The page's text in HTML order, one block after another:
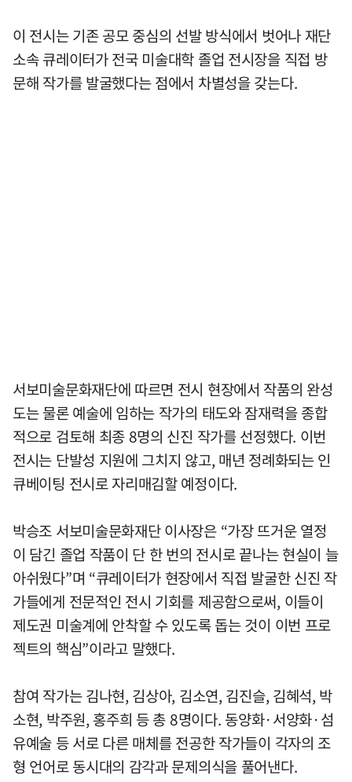
이 전시는 기존 공모 중심의 선발 방식에서 벗어나 재단
소속 큐레이터가 전국 미술대학 졸업 전시장을 직접 방
문해 작가를 발굴했다는 점에서 차별성을 갖는다.
서보미술문화재단에 따르면 전시 현장에서 작품의 완성
도는 물론 예술에 임하는 작가의 태도와 잠재력을 종합
적으로 검토해 최종 8명의 신진 작가를 선정했다. 이번
전시는 단발성 지원에 그치지 않고, 매년 정례화되는 인
큐베이팅 전시로 자리매김할 예정이다.
박승조 서보미술문화재단 이사장은 “가장 뜨거운 열정
이 담긴 졸업 작품이 단 한 번의 전시로 끝나는 현실이 늘
아쉬웠다”며 “큐레이터가 현장에서 직접 발굴한 신진 작
가들에게 전문적인 전시 기회를 제공함으로써, 이들이
제도권 미술계에 안착할 수 있도록 돕는 것이 이번 프로
젝트의 핵심”이라고 말했다.
참여 작가는 김나현, 김상아, 김소연, 김진슬, 김혜석, 박
소현, 박주원, 홍주희 등 총 8명이다. 동양화·서양화·섬
유예술 등 서로 다른 매체를 전공한 작가들이 각자의 조
형 언어로 동시대의 감각과 문제의식을 풀어낸다.